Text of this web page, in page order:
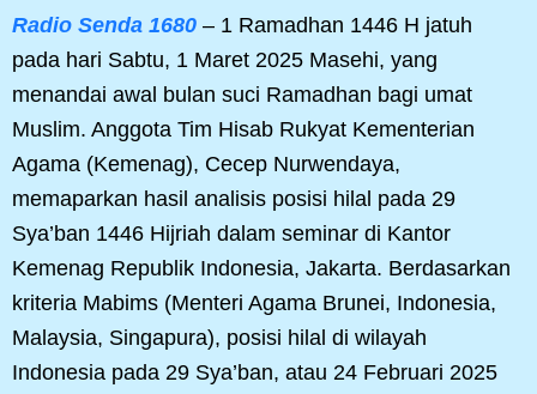
Radio Senda 1680 – 1 Ramadhan 1446 H jatuh
pada hari Sabtu, 1 Maret 2025 Masehi, yang
menandai awal bulan suci Ramadhan bagi umat
Muslim. Anggota Tim Hisab Rukyat Kementerian
Agama (Kemenag), Cecep Nurwendaya,
memaparkan hasil analisis posisi hilal pada 29
Sya’ban 1446 Hijriah dalam seminar di Kantor
Kemenag Republik Indonesia, Jakarta. Berdasarkan
kriteria Mabims (Menteri Agama Brunei, Indonesia,
Malaysia, Singapura), posisi hilal di wilayah
Indonesia pada 29 Sya’ban, atau 24 Februari 2025